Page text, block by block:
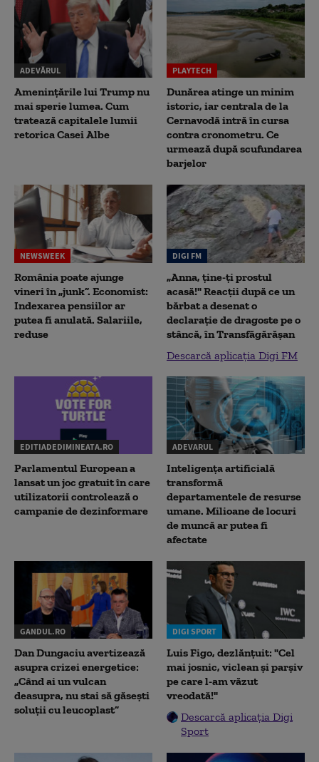
ADEVĂRUL
Amenințările lui Trump nu
mai sperie lumea. Cum
tratează capitalele lumii
retorica Casei Albe
PLAYTECH
Dunărea atinge un minim
istoric, iar centrala de la
Cernavodă intră în cursa
contra cronometru. Ce
urmează după scufundarea
barjelor
NEWSWEEK
România poate ajunge
vineri în „junk”. Economist:
Indexarea pensiilor ar
putea fi anulată. Salariile,
reduse
DIGI FM
„Anna, ţine-ţi prostul
acasă!" Reacţii după ce un
bărbat a desenat o
declaraţie de dragoste pe o
stâncă, în Transfăgărăşan
Descarcă aplicația Digi FM
EDITIADEDIMINEATA.RO
Parlamentul European a
lansat un joc gratuit în care
utilizatorii controlează o
campanie de dezinformare
ADEVARUL
Inteligența artificială
transformă
departamentele de resurse
umane. Milioane de locuri
de muncă ar putea fi
afectate
GANDUL.RO
Dan Dungaciu avertizează
asupra crizei energetice:
„Când ai un vulcan
deasupra, nu stai să găsești
soluții cu leucoplast”
DIGI SPORT
Luis Figo, dezlănțuit: "Cel
mai josnic, viclean și parșiv
pe care l-am văzut
vreodată!"
Descarcă aplicația Digi
Sport